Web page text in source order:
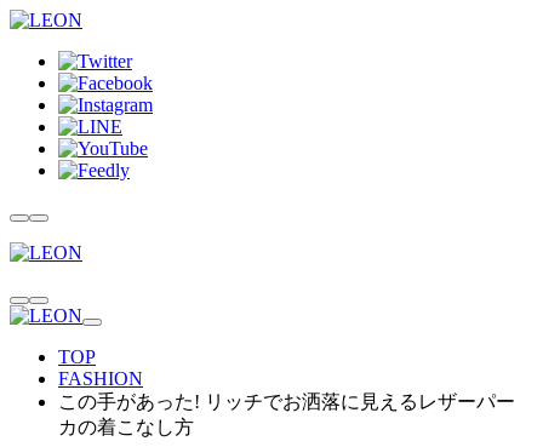
TOP
FASHION
この手があった! リッチでお洒落に見えるレザーパー
カの着こなし方